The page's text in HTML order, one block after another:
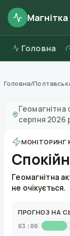
Магнітка
Головна
Головна/
Геомагнітна
серпня 2026
МОНІТОРИНГ
Геомагнітна
не очікується.
ПРОГНОЗ НА
03:00